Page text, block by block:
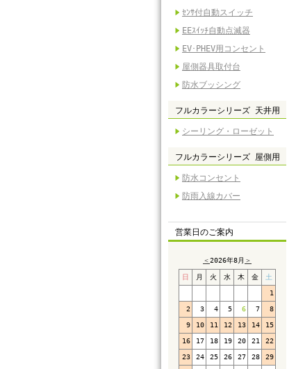
ｾﾝｻ付自動スイッチ
EEｽｲｯﾁ自動点滅器
EV･PHEV用コンセント
屋側器具取付台
防水ブッシング
フルカラーシリーズ 天井用
シーリング・ローゼット
フルカラーシリーズ 屋側用
防水コンセント
防雨入線カバー
営業日のご案内
＜2026年8月 ＞
日 月 火 水 木 金 土
1
2 3 4 5 6 7 8
9 10 11 12 13 14 15
16 17 18 19 20 21 22
23 24 25 26 27 28 29